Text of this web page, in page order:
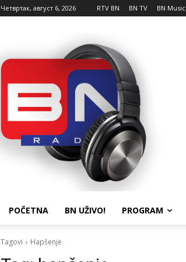
Четвртак, август 6, 2026 RTV BN BN TV BN Music
POČETNA BN UŽIVO! PROGRAM
Tagovi Hapšenje